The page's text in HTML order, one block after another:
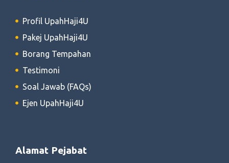
Profil UpahHaji4U
Pakej UpahHaji4U
Borang Tempahan
Testimoni
Soal Jawab (FAQs)
Ejen UpahHaji4U
Alamat Pejabat